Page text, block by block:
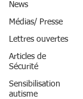
News
Médias/ Presse
Lettres ouvertes
Articles de
Sécurité
Sensibilisation
autisme